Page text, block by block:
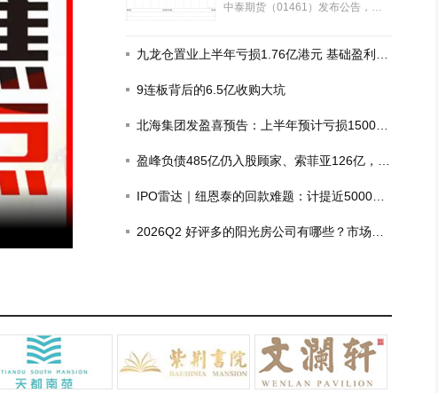
中泰期货（01461）发布公告，于2
汇融资本（作为承租人）分别与齐
鲁中泰物业（作为出租人）订立租
由2026年10月…
九龙仓置业上半年亏损1.76亿港元 基础盈利增
9连板背后的6.5亿收购大坑
北海集团发盈喜预告：上半年预计亏损1500
盈峰负债485亿仍入股顾家、索菲亚126亿，这
IPO雷达｜纽恩泰的回款难题：计提近5000万
2026Q2 好评多的阳光房公司有哪些？市场现